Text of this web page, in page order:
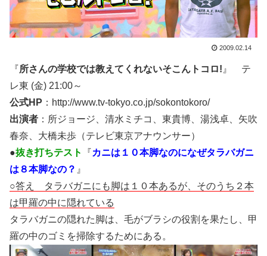
2009.02.14
『所さんの学校では教えてくれないそこんトコロ! 』 テ
レ東 (金) 21:00～
公式HP ：http://www.tv-tokyo.co.jp/sokontokoro/
出演者 ：所ジョージ、清水ミチコ、東貴博、湯浅卓、矢吹
春奈、大橋未歩（テレビ東京アナウンサー）
●抜き打ちテスト 『カニは１０本脚なのになぜタラバガニ
は８本脚なの？ 』
○答え タラバガニにも脚は１０本あるが、そのうち２本
は甲羅の中に隠れている
タラバガニの隠れた脚は、毛がブラシの役割を果たし、甲
羅の中のゴミを掃除するためにある。